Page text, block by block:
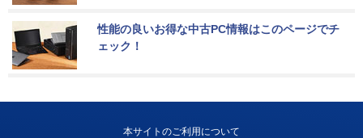
性能の良いお得な中古PC情報はこのページでチ
ェック！
本サイトのご利用について